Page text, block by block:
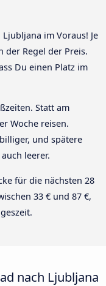
im Voraus! Je
Regel der Preis.
Du einen Platz im
Statt am
Woche reisen.
und spätere
leerer.
für die nächsten 28
33 € und 87 €,
nach Ljubljana